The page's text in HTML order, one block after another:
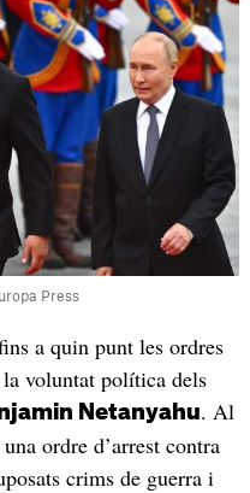
Press
a quin punt les ordres
voluntat política dels
Netanyahu. Al
ordre d’arrest contra
crims de guerra i